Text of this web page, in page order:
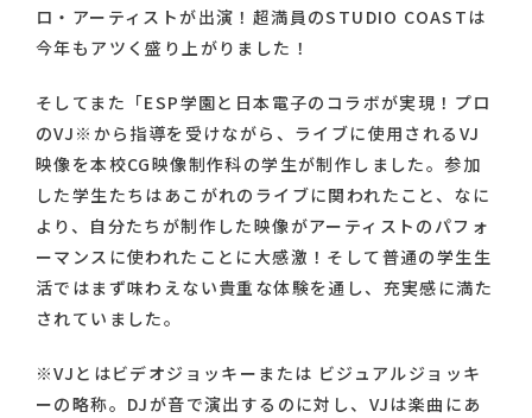
ロ・アーティストが出演！超満員のSTUDIO COASTは
今年もアツく盛り上がりました！
そしてまた「ESP学園と日本電子のコラボが実現！プロ
のVJ※から指導を受けながら、ライブに使用されるVJ
映像を本校CG映像制作科の学生が制作しました。参加
した学生たちはあこがれのライブに関われたこと、なに
より、自分たちが制作した映像がアーティストのパフォ
ーマンスに使われたことに大感激！そして普通の学生生
活ではまず味わえない貴重な体験を通し、充実感に満た
されていました。
※VJとはビデオジョッキーまたは ビジュアルジョッキ
ーの略称。DJが音で演出するのに対し、VJは楽曲にあ